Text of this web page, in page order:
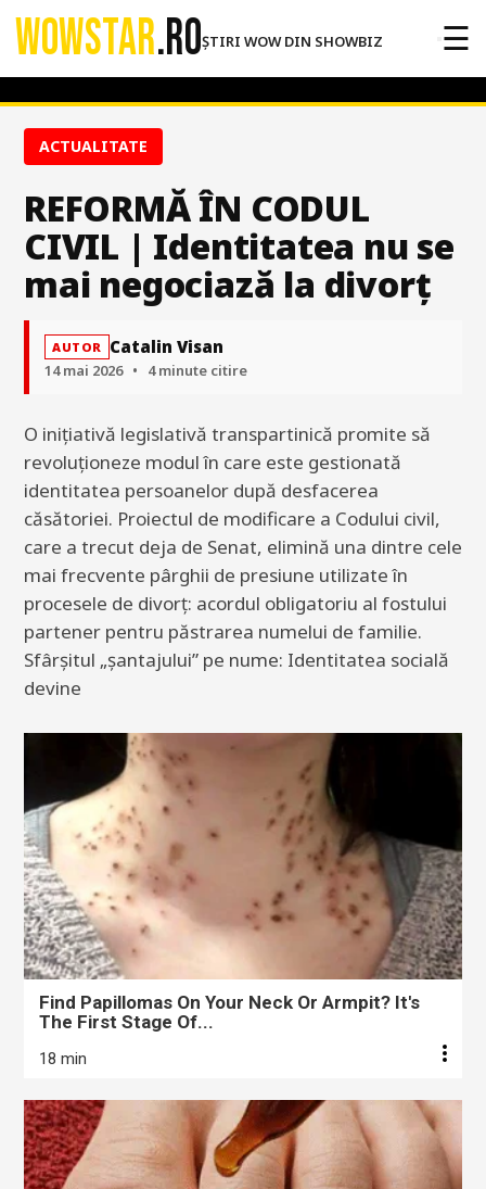
WOWSTAR.ROȘTIRI WOW DIN SHOWBIZ ☰
ACTUALITATE
REFORMĂ ÎN CODUL
CIVIL | Identitatea nu se
mai negociază la divorț
AUTOR Catalin Visan
14 mai 2026 • 4 minute citire
O inițiativă legislativă transpartinică promite să
revoluționeze modul în care este gestionată
identitatea persoanelor după desfacerea
căsătoriei. Proiectul de modificare a Codului civil,
care a trecut deja de Senat, elimină una dintre cele
mai frecvente pârghii de presiune utilizate în
procesele de divorț: acordul obligatoriu al fostului
partener pentru păstrarea numelui de familie.
Sfârșitul „șantajului” pe nume: Identitatea socială
devine
Find Papillomas On Your Neck Or Armpit? It's
The First Stage Of...
18 min